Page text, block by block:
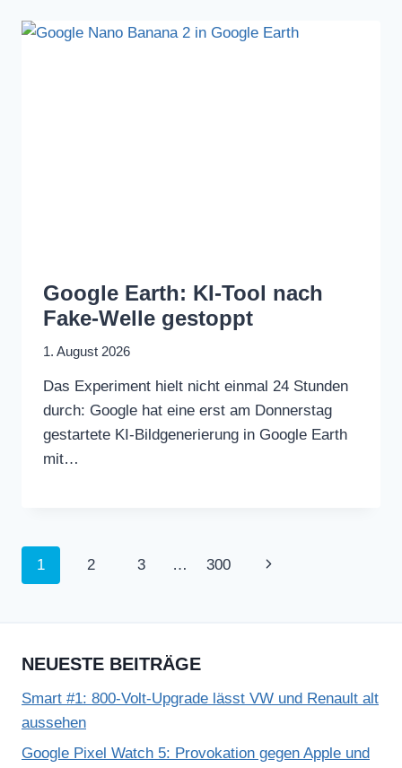
Google Earth: KI-Tool nach
Fake-Welle gestoppt
1. August 2026
Das Experiment hielt nicht einmal 24 Stunden
durch: Google hat eine erst am Donnerstag
gestartete KI-Bildgenerierung in Google Earth
mit…
Seitennavigation
1 2 3 … 300
Nächste
NEUESTE BEITRÄGE
Smart #1: 800-Volt-Upgrade lässt VW und Renault alt
aussehen
Google Pixel Watch 5: Provokation gegen Apple und